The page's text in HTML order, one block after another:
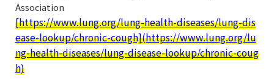
Association
[https://www.lung.org/lung-health-diseases/lung-dis
ease-lookup/chronic-cough](https://www.lung.org/lu
ng-health-diseases/lung-disease-lookup/chronic-coug
h)